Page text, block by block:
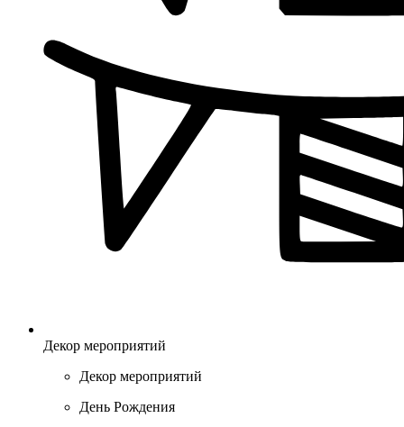
Декор мероприятий
Декор мероприятий
День Рождения